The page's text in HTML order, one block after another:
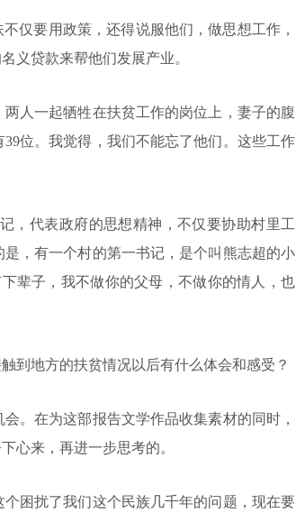
要用政策，还得说服他们，做思想工作，
义贷款来帮他们发展产业。
人一起牺牲在扶贫工作的岗位上，妻子的腹
位。我觉得，我们不能忘了他们。这些工作
代表政府的思想精神，不仅要协助村里工
，有一个村的第一书记，是个叫熊志超的小
辈子，我不做你的父母，不做你的情人，也
地方的扶贫情况以后有什么体会和感受？
在为这部报告文学作品收集素材的同时，
心来，再进一步思考的。
困扰了我们这个民族几千年的问题，现在要